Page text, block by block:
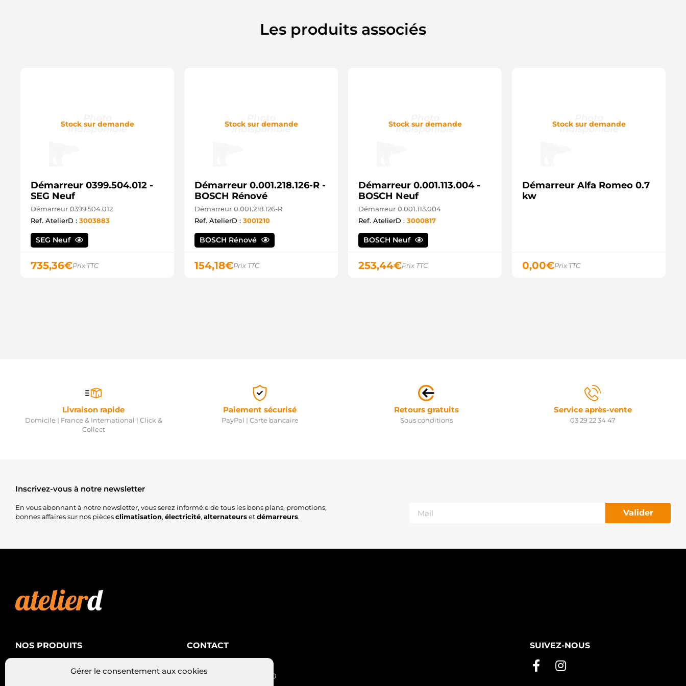
Gérer le consentement aux cookies
130.555.092.460 PSH
130.555.092.340 PSH
Les produits associés
Stock sur demande
Démarreur 0399.504.012 -
SEG Neuf
Démarreur 0399.504.012
Ref. AtelierD : 3003883
SEG Neuf
735,36€Prix TTC
Stock sur demande
Démarreur 0.001.218.126-R -
BOSCH Rénové
Démarreur 0.001.218.126-R
Ref. AtelierD : 3001210
BOSCH Rénové
154,18€Prix TTC
Stock sur demande
Démarreur 0.001.113.004 -
BOSCH Neuf
Démarreur 0.001.113.004
Ref. AtelierD : 3000817
BOSCH Neuf
253,44€Prix TTC
Stock sur demande
Démarreur Alfa Romeo 0.7
kw
0,00€Prix TTC
Livraison rapide
Domicile | France & International | Click &
Collect
Paiement sécurisé
PayPal | Carte bancaire
Retours gratuits
Sous conditions
Service après-vente
03 29 22 34 47
Inscrivez-vous à notre newsletter
En vous abonnant à notre newsletter, vous serez informé.e de tous les bons plans, promotions,
bonnes affaires sur nos piècesclimatisation, électricité, alternateursetdémarreurs. Valider
NOS PRODUITS CONTACT
AtelierD
88200 SAINT-NABORD
SUIVEZ-NOUS